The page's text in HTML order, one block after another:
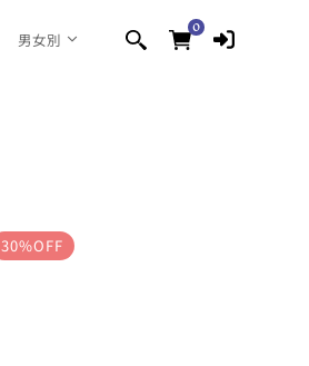
男女別 00
個
30%OFF